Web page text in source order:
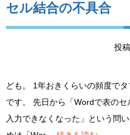
セル結合の不具合
投
ども。 1年おきくらいの頻度で
です。 先日から「Wordで表の
入力できなくなった」という問